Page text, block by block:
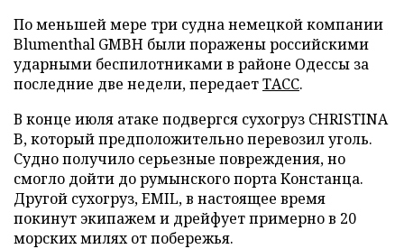
По меньшей мере три судна немецкой компании
Blumenthal GMBH были поражены российскими
ударными беспилотниками в районе Одессы за
последние две недели, передаетТАСС.
В конце июля атаке подвергся сухогруз CHRISTINA
B, который предположительно перевозил уголь.
Судно получило серьезные повреждения, но
смогло дойти до румынского порта Констанца.
Другой сухогруз, EMIL, в настоящее время
покинут экипажем и дрейфует примерно в 20
морских милях от побережья.